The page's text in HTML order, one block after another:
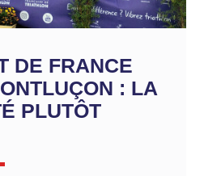
DE FRANCE
: LA
PLUTÔT